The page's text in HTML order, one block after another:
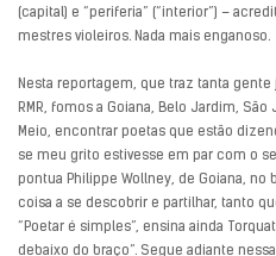
(capital) e “periferia” (“interior”) –
mestres violeiros. Nada mais enganoso.
Nesta reportagem, que traz tanta
RMR, fomos a Goiana, Belo Jardim,
Meio, encontrar poetas que estão
se meu grito estivesse em par com o
pontua Philippe Wollney, de Goiana, no
coisa a se descobrir e partilhar, tanto
“Poetar é simples”, ensina ainda
debaixo do braço”. Segue adiante